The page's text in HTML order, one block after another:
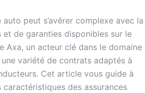
auto peut s’avérer complexe avec la
de garanties disponibles sur le
Axa, un acteur clé dans le domaine
variété de contrats adaptés à
Cet article vous guide à
des assurances